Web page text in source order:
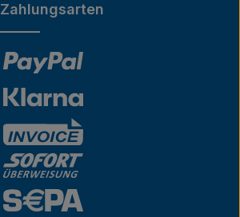
Zahlungsarten